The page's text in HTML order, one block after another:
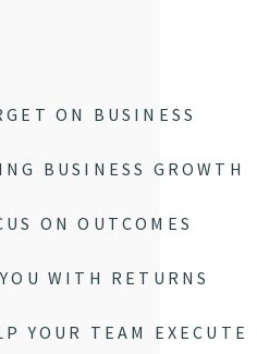
ON BUSINESS
BUSINESS GROWTH
ON OUTCOMES
WITH RETURNS
YOUR TEAM EXECUTE